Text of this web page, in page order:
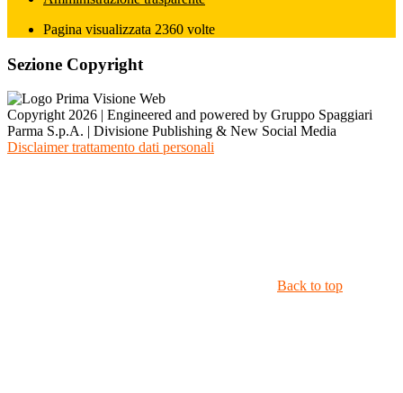
Pagina visualizzata 2360 volte
Sezione Copyright
Copyright 2026 | Engineered and powered by Gruppo Spaggiari
Parma S.p.A. | Divisione Publishing & New Social Media
Disclaimer trattamento dati personali
Back to top